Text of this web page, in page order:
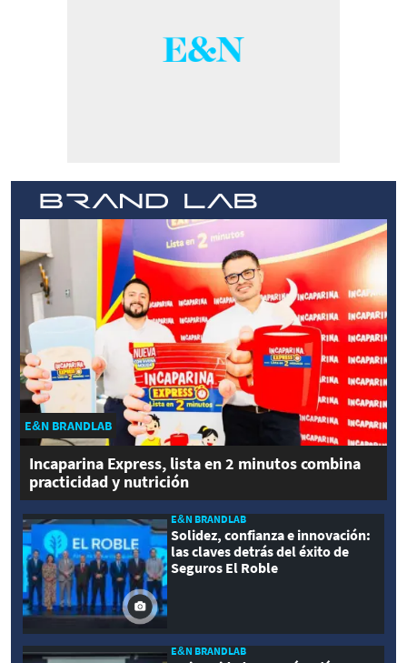
E&N BRANDLAB
Incaparina Express, lista en 2 minutos combina
practicidad y nutrición
E&N BRANDLAB
Solidez, confianza e innovación:
las claves detrás del éxito de
Seguros El Roble
E&N BRANDLAB